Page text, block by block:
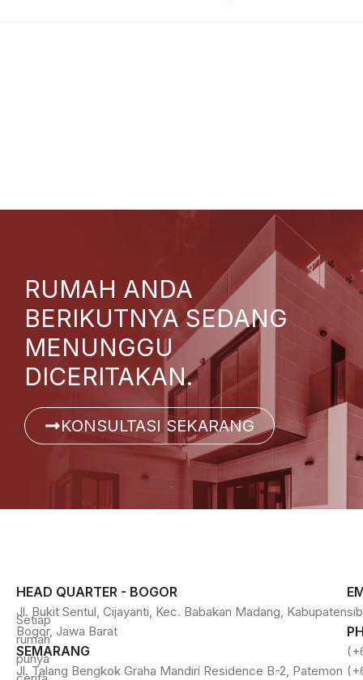
RUMAH ANDA
BERIKUTNYA SEDANG
MENUNGGU
DICERITAKAN.
KONSULTASI SEKARANG
Setiap
rumah
punya
HEAD QUARTER - BOGOR
Jl. Bukit Sentul, Cijayanti, Kec. Babakan Madang, Kabupaten
Bogor, Jawa Barat
SEMARANG
Jl. Talang Bengkok Graha Mandiri Residence B-2, Patemon